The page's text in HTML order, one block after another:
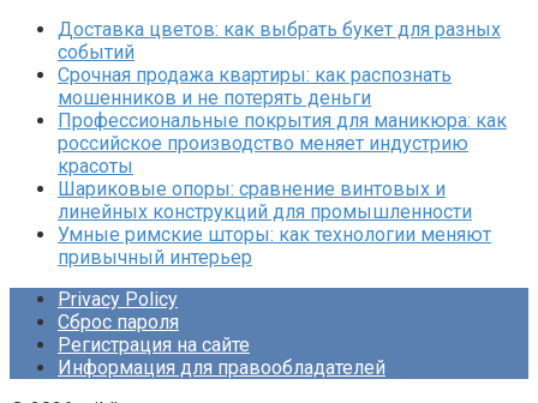
Доставка цветов: как выбрать букет для разных
событий
Срочная продажа квартиры: как распознать
мошенников и не потерять деньги
Профессиональные покрытия для маникюра: как
российское производство меняет индустрию
красоты
Шариковые опоры: сравнение винтовых и
линейных конструкций для промышленности
Умные римские шторы: как технологии меняют
привычный интерьер
Privacy Policy
Сброс пароля
Регистрация на сайте
Информация для правообладателей